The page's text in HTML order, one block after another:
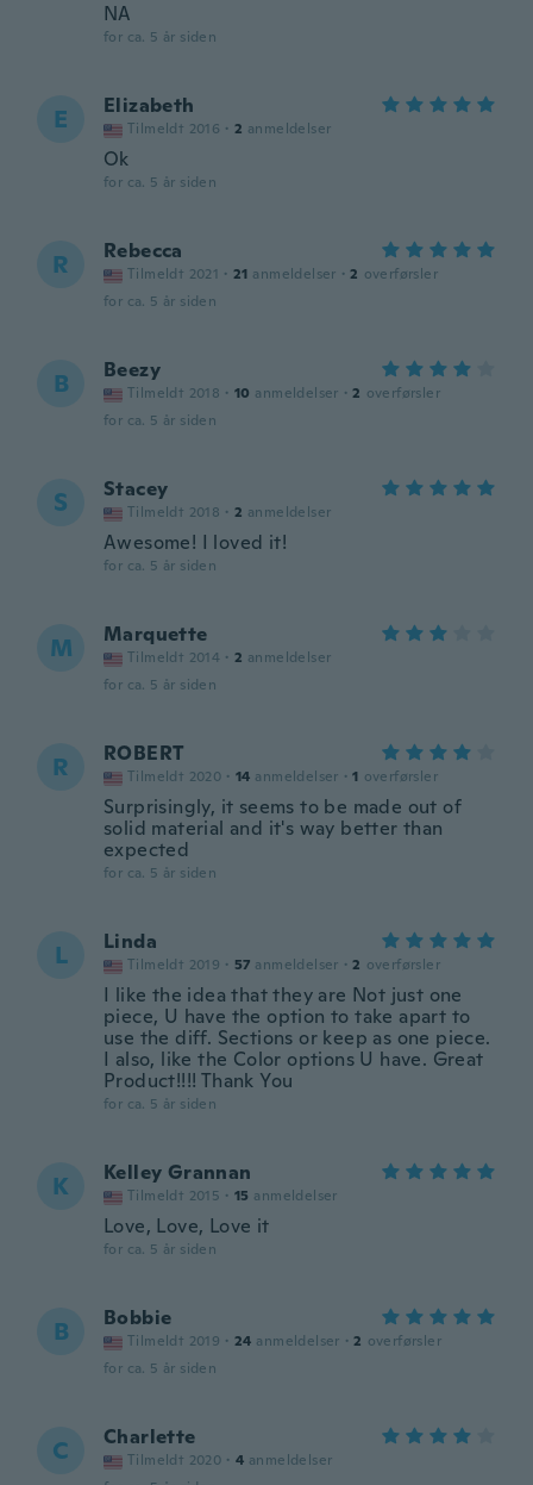
NA
for ca. 5 år siden
E Elizabeth
Tilmeldt 2016 · 2 anmeldelser
Ok
for ca. 5 år siden
R Rebecca
Tilmeldt 2021 · 21 anmeldelser · 2 overførsler
for ca. 5 år siden
B Beezy
Tilmeldt 2018 · 10 anmeldelser · 2 overførsler
for ca. 5 år siden
S Stacey
Tilmeldt 2018 · 2 anmeldelser
Awesome! I loved it!
for ca. 5 år siden
M Marquette
Tilmeldt 2014 · 2 anmeldelser
for ca. 5 år siden
R ROBERT
Tilmeldt 2020 · 14 anmeldelser · 1 overførsler
Surprisingly, it seems to be made out of
solid material and it's way better than
expected
for ca. 5 år siden
L Linda
Tilmeldt 2019 · 57 anmeldelser · 2 overførsler
I like the idea that they are Not just one
piece, U have the option to take apart to
use the diff. Sections or keep as one piece.
I also, like the Color options U have. Great
Product!!!! Thank You
for ca. 5 år siden
K Kelley Grannan
Tilmeldt 2015 · 15 anmeldelser
Love, Love, Love it
for ca. 5 år siden
B Bobbie
Tilmeldt 2019 · 24 anmeldelser · 2 overførsler
for ca. 5 år siden
C Charlette
Tilmeldt 2020 · 4 anmeldelser